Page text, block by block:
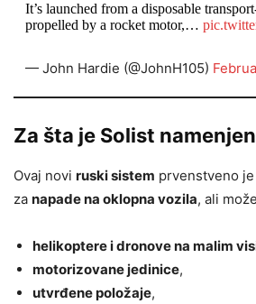
It’s launched from a disposable
propelled by a rocket motor,…
— John Hardie (@JohnH105)
Za šta je Solist
Ovaj novi ruski sistem prvenstveno
za napade na oklopna vozila, ali
helikoptere i dronove na malim
motorizovane jedinice,
utvrđene položaje,